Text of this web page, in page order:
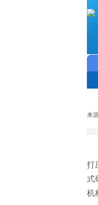
来
打
式
机